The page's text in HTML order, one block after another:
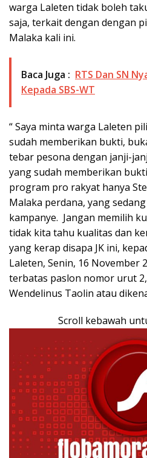
warga Laleten tidak boleh
saja, terkait dengan dengan
Malaka kali ini.
Baca Juga : RTS Dan SN
Kepada SBS-WT
“ Saya minta warga Laleten
sudah memberikan bukti,
tebar pesona dengan janji-
yang sudah memberikan
program pro rakyat hanya
Malaka perdana, yang
kampanye. Jangan memilih
tidak kita tahu kualitas dan
yang kerap disapa JK ini,
Laleten, Senin, 16 November
terbatas paslon nomor urut
Wendelinus Taolin atau
Scroll kebawah